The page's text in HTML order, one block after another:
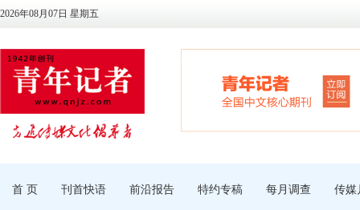
2026年08月07日 星期五
首 页 刊首快语 前沿报告 特约专稿 每月调查 传媒